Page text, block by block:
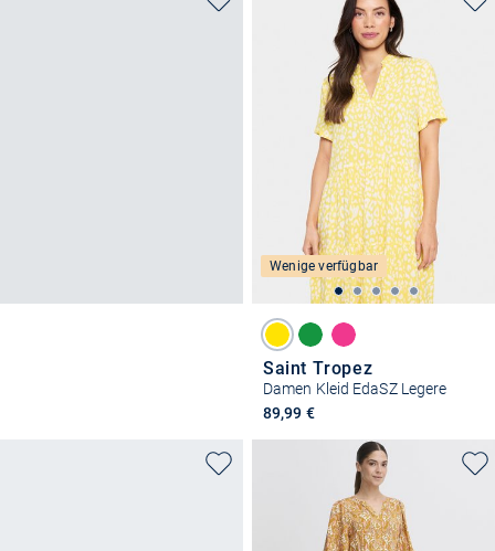
Wenige verfügbar
Saint Tropez
Damen Kleid EdaSZ Legere
89,99 €